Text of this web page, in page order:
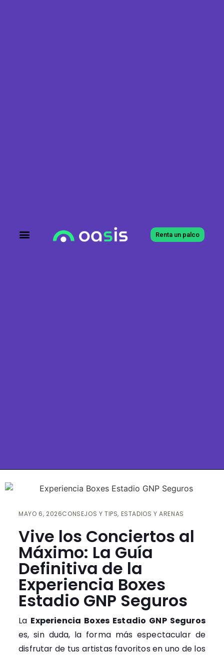
Renta un palco
MAYO 6, 2026CONSEJOS Y TIPS, ESTADIOS Y ARENAS
Vive los Conciertos al
Máximo: La Guía
Definitiva de la
Experiencia Boxes
Estadio GNP Seguros
La Experiencia Boxes Estadio GNP Seguros
es, sin duda, la forma más espectacular de
disfrutar de tus artistas favoritos en uno de los